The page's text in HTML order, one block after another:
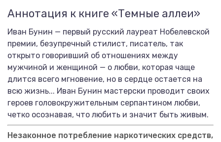
Аннотация к книге «Темные аллеи»
Иван Бунин — первый русский лауреат Нобелевской
премии, безупречный стилист, писатель, так
открыто говоривший об отношениях между
мужчиной и женщиной — о любви, которая чаще
длится всего мгновение, но в сердце остается на
всю жизнь... Иван Бунин мастерски проводит своих
героев головокружительным серпантином любви,
четко осознавая, что любить и значит быть живым.
Незаконное потребление наркотических средств,